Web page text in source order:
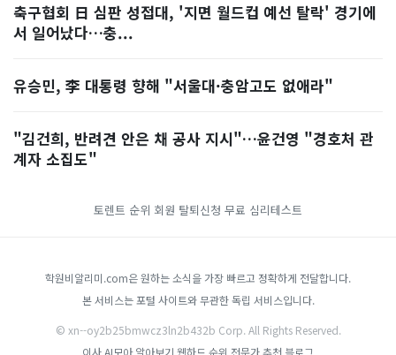
축구협회 日 심판 성접대, '지면 월드컵 예선 탈락' 경기에
서 일어났다…충...
유승민, 李 대통령 향해 "서울대·충암고도 없애라"
"김건희, 반려견 안은 채 공사 지시"…윤건영 "경호처 관
계자 소집도"
토렌트 순위 회원 탈퇴신청 무료 심리테스트
학원비알리미.com은 원하는 소식을 가장 빠르고 정확하게 전달합니다.
본 서비스는 포털 사이트와 무관한 독립 서비스입니다.
© xn--oy2b25bmwcz3ln2b432b Corp. All Rights Reserved.
이사 AI모아 알아보기 웹하드 순위 전문가 추천 블로그